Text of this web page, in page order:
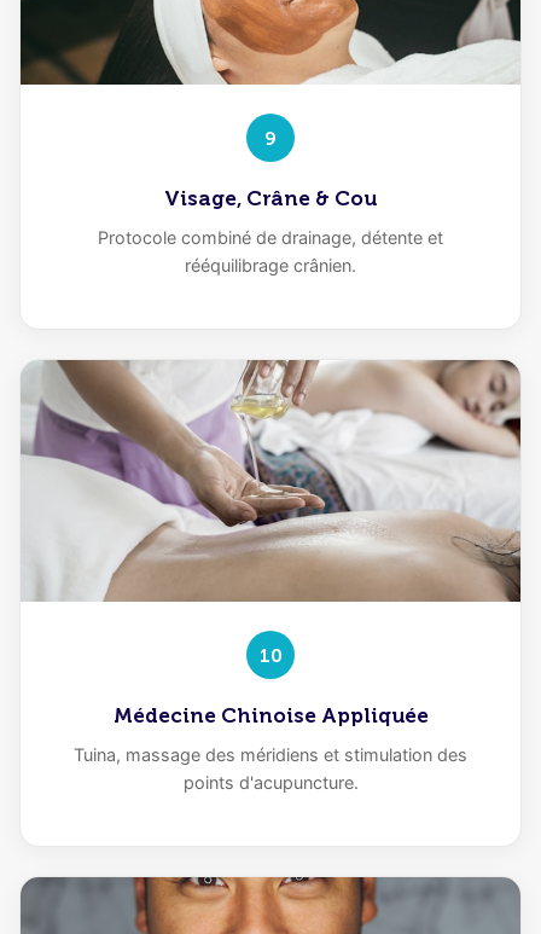
9
Visage, Crâne & Cou
Protocole combiné de drainage, détente et
rééquilibrage crânien.
10
Médecine Chinoise Appliquée
Tuina, massage des méridiens et stimulation des
points d'acupuncture.